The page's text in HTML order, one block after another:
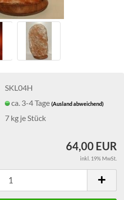
SKL04H
ca. 3-4 Tage(Ausland abweichend)
7 kg je Stück
64,00 EUR
inkl. 19% MwSt.